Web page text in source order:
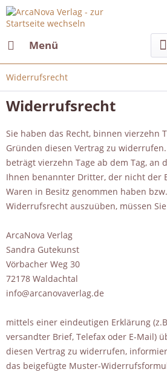
Menü
Widerrufsrecht
Widerrufsrecht
Sie haben das Recht, binnen vierzehn
Gründen diesen Vertrag zu
beträgt vierzehn Tage ab dem Tag, an
Ihnen benannter Dritter, der nicht der
Waren in Besitz genommen haben
Widerrufsrecht auszuüben, müssen Sie
ArcaNova Verlag
Sandra Gutekunst
Vörbacher Weg 30
72178 Waldachtal
info@arcanovaverlag.de
mittels einer eindeutigen Erklärung
versandter Brief, Telefax oder E-Mail)
diesen Vertrag zu widerrufen,
das beigefügte Muster-